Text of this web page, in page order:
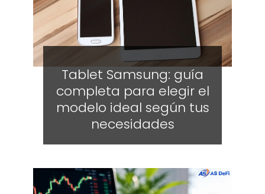
Tablet Samsung: guía
completa para elegir el
modelo ideal según tus
necesidades